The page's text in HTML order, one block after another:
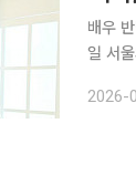
배우 반민
일 서울의
2026-